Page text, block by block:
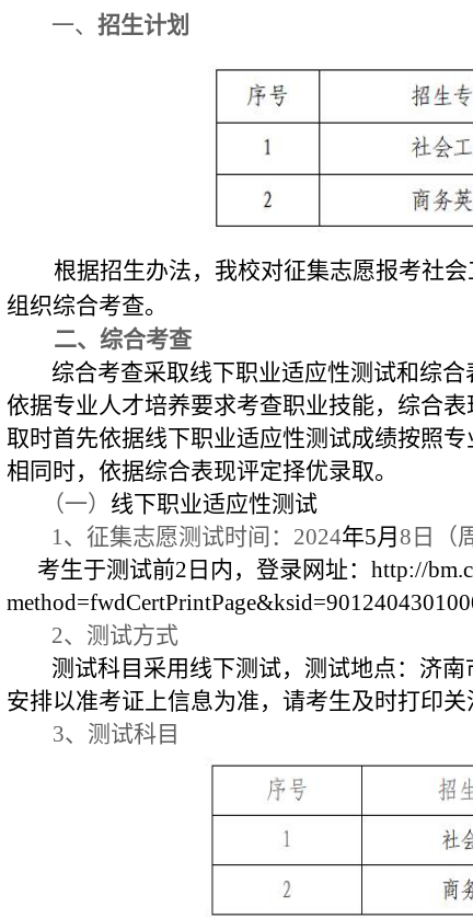
一、 招生计划
根据招生办法，我校对征集志愿报考社
组织综合考查。
二、 综合考查
综合考查采取线下职业适应性测试和综
依据专业人才培养要求考查职业技能，综合
取时首先依据线下职业适应性测试成绩按照
相同时，依据综合表现评定择优录取。
（一） 线下职业适应性测试
1、征集志愿测试时间：2024年5月 8日（
考生于测试前2日内，登录网址：http://
2、测试方式
测试科目采用线下测试，测试地点：济
安排以准考证上信息为准，请考生及时打印关
3、测试科目